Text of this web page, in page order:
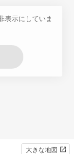
表示にしていま
大きな地図